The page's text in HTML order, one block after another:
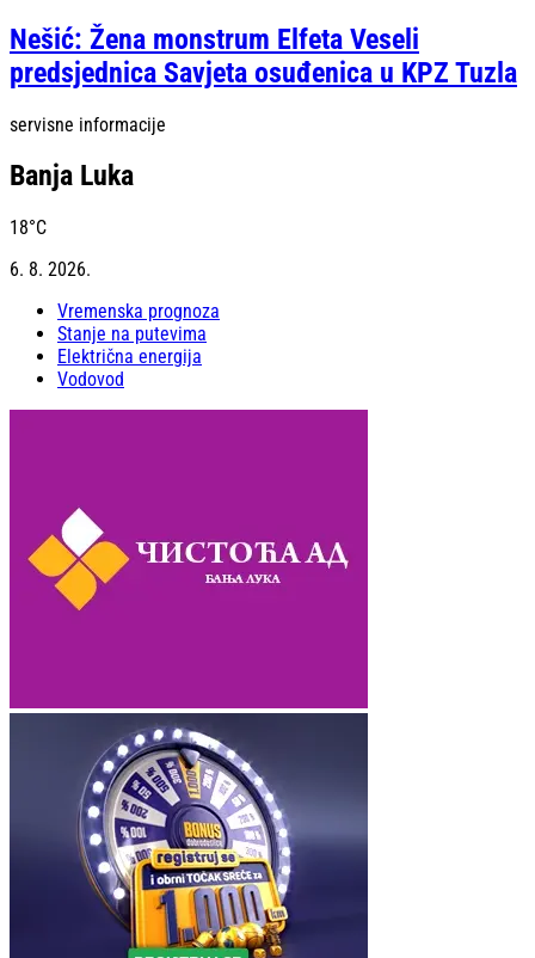
Nešić: Žena monstrum Elfeta Veseli
predsjednica Savjeta osuđenica u KPZ Tuzla
servisne informacije
Banja Luka
18°C
6. 8. 2026.
Vremenska prognoza
Stanje na putevima
Električna energija
Vodovod